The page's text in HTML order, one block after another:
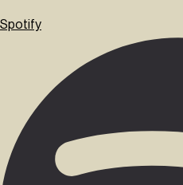
Spotify